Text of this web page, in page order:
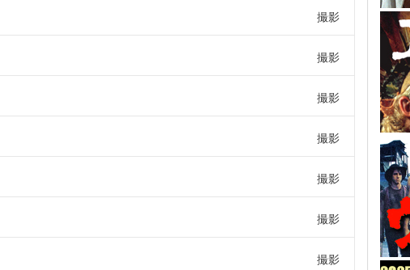
撮影
撮影
撮影
撮影
撮影
撮影
撮影